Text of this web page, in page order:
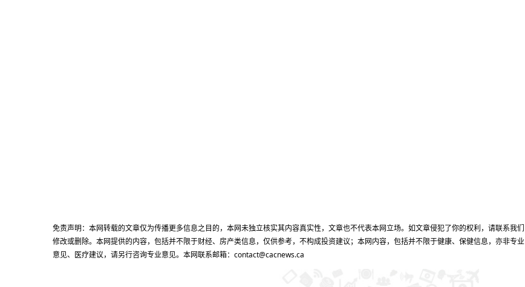
免责声明：本网转载的文章仅为传播更多信息之目的，本网未独立核实其内容真实性，文章也不代表本网立场。如文章侵犯了你的权利，请联系我们
修改或删除。本网提供的内容，包括并不限于财经、房产类信息，仅供参考，不构成投资建议；本网内容，包括并不限于健康、保健信息，亦非专业
意见、医疗建议，请另行咨询专业意见。本网联系邮箱：contact@cacnews.ca